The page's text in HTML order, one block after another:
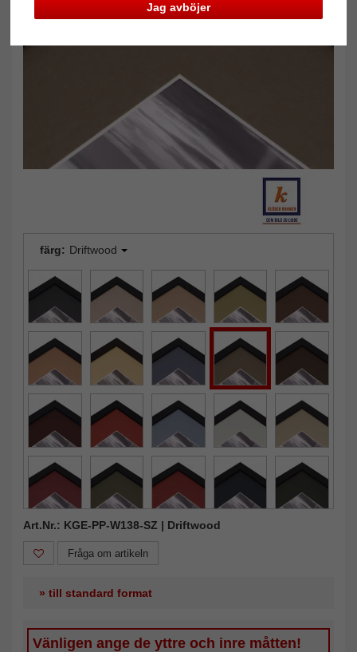
Jag avböjer
Tillbaka
färg: Driftwood
Art.Nr.: KGE-PP-W138-SZ | Driftwood
Fråga om artikeln
» till standard format
Vänligen ange de yttre och inre måtten!